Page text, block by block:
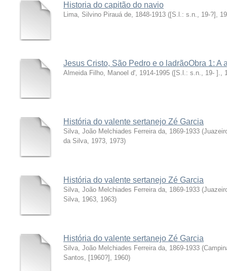
Historia do capitão do navio
Lima, Silvino Pirauá de, 1848-1913 ([S.l.: s.n., 19-?] ,
Jesus Cristo, São Pedro e o ladrãoObra 1: A
Almeida Filho, Manoel d', 1914-1995 ([S.l.: s.n., 19- ].,
História do valente sertanejo Zé Garcia
Silva, João Melchiades Ferreira da, 1869-1933 (
da Silva, 1973, 1973)
História do valente sertanejo Zé Garcia
Silva, João Melchiades Ferreira da, 1869-1933 (
Silva, 1963, 1963)
História do valente sertanejo Zé Garcia
Silva, João Melchiades Ferreira da, 1869-1933 (
Santos, [1960?] , 1960)